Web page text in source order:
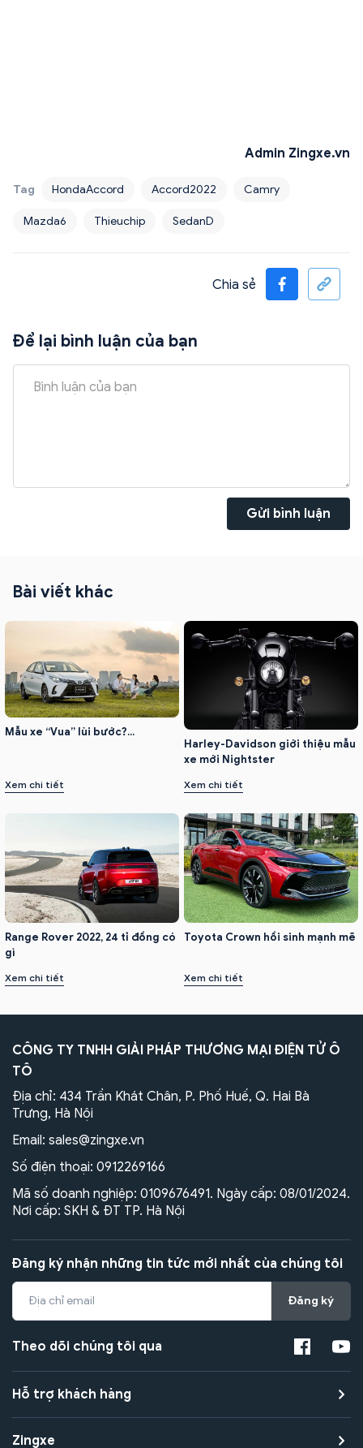
Admin Zingxe.vn
Tag HondaAccord Accord2022 Camry
Mazda6 Thieuchip SedanD
Chia sẻ
Để lại bình luận của bạn
Gửi bình luận
Bài viết khác
Mẫu xe “Vua” lùi bước?...
Xem chi tiết
Harley-Davidson giới thiệu mẫu
xe mới Nightster
Xem chi tiết
Range Rover 2022, 24 tỉ đồng có
gì
Xem chi tiết
Toyota Crown hồi sinh mạnh mẽ
Xem chi tiết
CÔNG TY TNHH GIẢI PHÁP THƯƠNG MẠI ĐIỆN TỬ Ô
TÔ
Địa chỉ: 434 Trần Khát Chân, P. Phố Huế, Q. Hai Bà
Trưng, Hà Nội
Email: sales@zingxe.vn
Số điện thoại: 0912269166
Mã số doanh nghiệp: 0109676491. Ngày cấp: 08/01/2024.
Nơi cấp: SKH & ĐT TP. Hà Nội
Đăng ký nhận những tin tức mới nhất của chúng tôi
Đăng ký
Theo dõi chúng tôi qua
Hỗ trợ khách hàng
Zingxe